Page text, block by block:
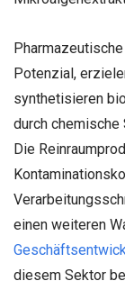
Potenzial,
synthetisieren
durch
Die
einen weiteren
diesem Sektor